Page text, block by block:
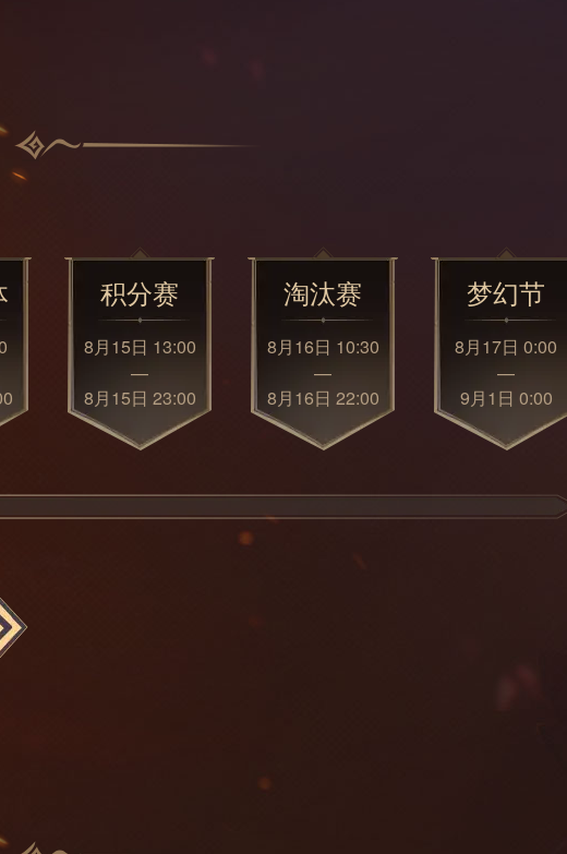
积分赛
8月15日 13:00
—
8月15日 23:00
淘汰赛
8月16日 10:30
—
8月16日 22:00
梦幻节
8月17日 0:00
—
9月1日 0:00